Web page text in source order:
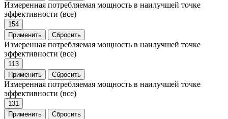
Измеренная потребляемая мощность в наилучшей точке
эффективности (все)
154
Применить
Сбросить
Измеренная потребляемая мощность в наилучшей точке
эффективности (все)
113
Применить
Сбросить
Измеренная потребляемая мощность в наилучшей точке
эффективности (все)
131
Применить
Сбросить